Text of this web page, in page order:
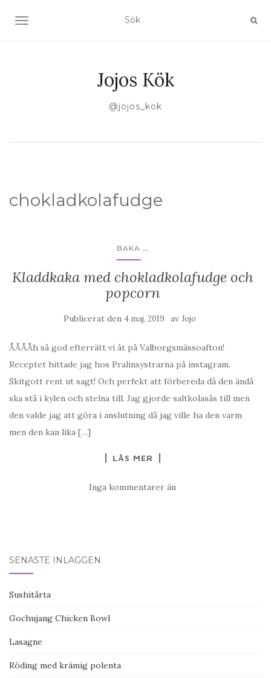
SLÅ PÅ/AV NAVIGERING
Jojos Kök
@jojos_kok
chokladkolafudge
BAKA ...
Kladdkaka med chokladkolafudge och
popcorn
Publicerat den 4 maj, 2019 av Jojo
ÅÅÅÅh så god efterrätt vi åt på Valborgsmässoafton!
Receptet hittade jag hos Pralinsystrarna på instagram.
Skitgott rent ut sagt! Och perfekt att förbereda då den ändå
ska stå i kylen och stelna till. Jag gjorde saltkolasås till men
den valde jag att göra i anslutning då jag ville ha den varm
men den kan lika […]
LÄS MER
Inga kommentarer än
SENASTE INLÄGGEN
Sushitårta
Gochujang Chicken Bowl
Lasagne
Röding med krämig polenta